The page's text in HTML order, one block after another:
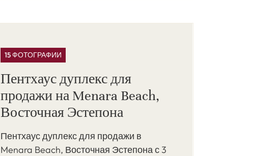
15 ФОТОГРАФИИ
Пентхаус дуплекс для
продажи на Menara Beach,
Восточная Эстепона
Пентхаус дуплекс для продажи в
Menara Beach, Восточная Эстепона с 3